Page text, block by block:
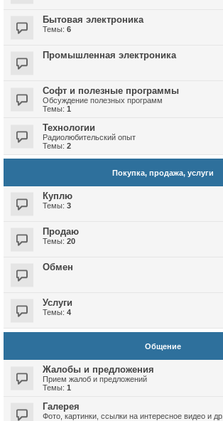
Бытовая электроника
Темы: 6
Промышленная электроника
Софт и полезные программы
Обсуждение полезных программ
Темы: 1
Технологии
Радиолюбительский опыт
Темы: 2
Покупка, продажа, услуги
Куплю
Темы: 3
Продаю
Темы: 20
Обмен
Услуги
Темы: 4
Общение
Жалобы и предложения
Прием жалоб и предложений
Темы: 1
Галерея
Фото, картинки, ссылки на интересное видео и др.